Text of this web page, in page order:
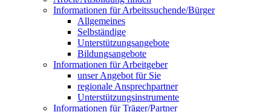
Informationen für Arbeitssuchende/Bürger
Allgemeines
Selbständige
Unterstützungs­angebote
Bildungsangebote
Informationen für Arbeitgeber
unser Angebot für Sie
regionale Ansprechpartner
Unterstützungs­instrumente
Informationen für Träger/Partner